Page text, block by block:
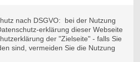
nach DSGVO: bei der Nutzung
erklärung dieser Webseite
der "Zielseite" - falls Sie
sind, vermeiden Sie die Nutzung